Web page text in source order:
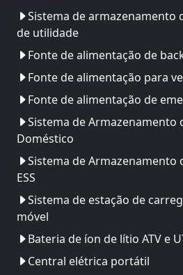
Sistema de armazenamento
de utilidade
Fonte de alimentação de
Fonte de alimentação para
Fonte de alimentação de
Sistema de Armazenamento
Doméstico
Sistema de Armazenamento
ESS
Sistema de estação de
móvel
Bateria de íon de lítio ATV e
Central elétrica portátil